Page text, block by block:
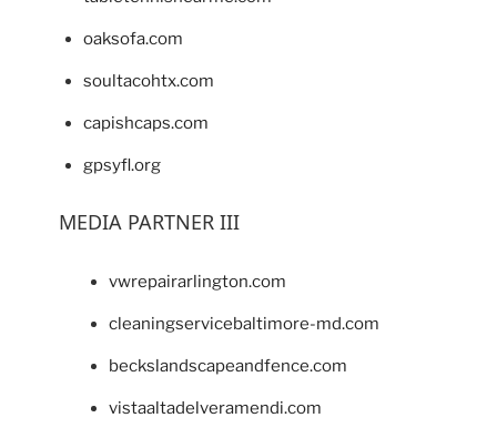
oaksofa.com
soultacohtx.com
capishcaps.com
gpsyfl.org
MEDIA PARTNER III
vwrepairarlington.com
cleaningservicebaltimore-md.com
beckslandscapeandfence.com
vistaaltadelveramendi.com